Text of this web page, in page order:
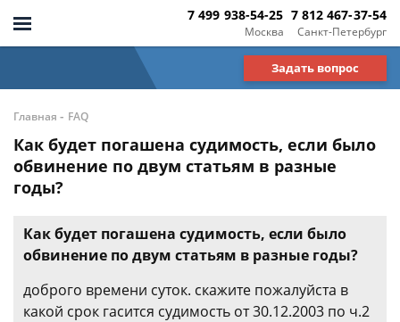
Москва
7 499 938-54-25
Санкт-Петербург
7 812 467-37-54
Задать вопрос
Главная - FAQ
Как будет погашена судимость, если было
обвинение по двум статьям в разные
годы?
Как будет погашена судимость, если было
обвинение по двум статьям в разные годы?
доброго времени суток. скажите пожалуйста в
какой срок гасится судимость от 30.12.2003 по ч.2